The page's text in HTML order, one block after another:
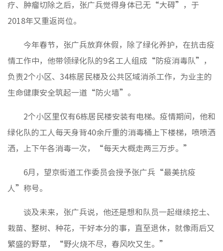
疗、肿瘤切除之后，张广兵觉得身体已无“大碍”，于
2018年又重返岗位。
今年春节，张广兵放弃休假，除了绿化养护，在抗击疫
情工作中，他带领绿化队的9名工人组成“防疫消毒队”，
负责2个小区、34栋居民楼及公共区域消杀工作，为业主的
生命健康安全筑起一道“防火墙”。
2个小区里仅有6栋居民楼安装有电梯。疫情期间，他和
绿化队的工人每天身背40余斤重的消毒桶上下楼梯，喷喷洒
洒，上下午各消毒一次，“每天大概走两三万步。”
6月，望京街道工作委员会授予张广兵“最美抗疫
人”称号。
谈及未来，张广兵说，他还是想和队员一起继续挖土、
栽苗、整树、种花，干好本分的事，直至退休，就像雨后又
繁盛的野草，“野火烧不尽，春风吹又生。”